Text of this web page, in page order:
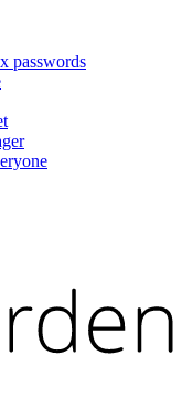
passwords